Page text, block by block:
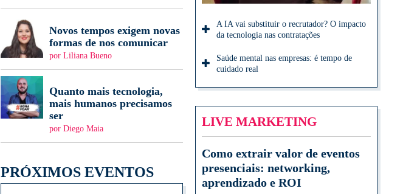
Novos tempos exigem novas
formas de nos comunicar
por Liliana Bueno
Quanto mais tecnologia,
mais humanos precisamos
ser
por Diego Maia
PRÓXIMOS EVENTOS
A IA vai substituir o recrutador? O impacto
da tecnologia nas contratações
Saúde mental nas empresas: é tempo de
cuidado real
LIVE MARKETING
Como extrair valor de eventos
presenciais: networking,
aprendizado e ROI